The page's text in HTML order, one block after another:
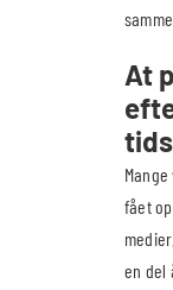
At
fået
en del